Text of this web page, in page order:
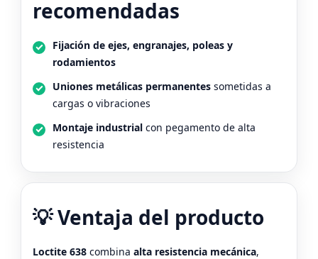
recomendadas
Fijación de ejes, engranajes, poleas y
rodamientos
Uniones metálicas permanentes sometidas a
cargas o vibraciones
Montaje industrial con pegamento de alta
resistencia
💡 Ventaja del producto
Loctite 638 combina alta resistencia mecánica,